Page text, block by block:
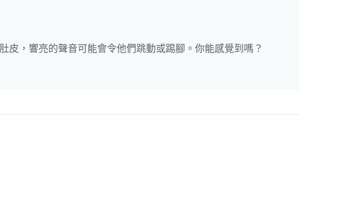
皮，響亮的聲音可能會令他們跳動或踢腳。你能感覺到嗎？